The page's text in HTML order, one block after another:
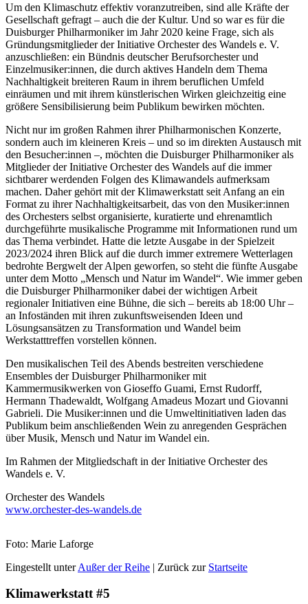
Um den Klimaschutz effektiv voranzutreiben, sind alle Kräfte der
Gesellschaft gefragt – auch die der Kultur. Und so war es für die
Duisburger Philharmoniker im Jahr 2020 keine Frage, sich als
Gründungsmitglieder der Initiative Orchester des Wandels e. V.
anzuschließen: ein Bündnis deutscher Berufsorchester und
Einzelmusiker:innen, die durch aktives Handeln dem Thema
Nachhaltigkeit breiteren Raum in ihrem beruflichen Umfeld
einräumen und mit ihrem künstlerischen Wirken gleichzeitig eine
größere Sensibilisierung beim Publikum bewirken möchten.
Nicht nur im großen Rahmen ihrer Philharmonischen Konzerte,
sondern auch im kleineren Kreis – und so im direkten Austausch mit
den Besucher:innen –, möchten die Duisburger Philharmoniker als
Mitglieder der Initiative Orchester des Wandels auf die immer
sichtbarer werdenden Folgen des Klimawandels aufmerksam
machen. Daher gehört mit der Klimawerkstatt seit Anfang an ein
Format zu ihrer Nachhaltigkeitsarbeit, das von den Musiker:innen
des Orchesters selbst organisierte, kuratierte und ehrenamtlich
durchgeführte musikalische Programme mit Informationen rund um
das Thema verbindet. Hatte die letzte Ausgabe in der Spielzeit
2023/2024 ihren Blick auf die durch immer extremere Wetterlagen
bedrohte Bergwelt der Alpen geworfen, so steht die fünfte Ausgabe
unter dem Motto „Mensch und Natur im Wandel“. Wie immer geben
die Duisburger Philharmoniker dabei der wichtigen Arbeit
regionaler Initiativen eine Bühne, die sich – bereits ab 18:00 Uhr –
an Infoständen mit ihren zukunftsweisenden Ideen und
Lösungsansätzen zu Transformation und Wandel beim
Werkstatttreffen vorstellen können.
Den musikalischen Teil des Abends bestreiten verschiedene
Ensembles der Duisburger Philharmoniker mit
Kammermusikwerken von Gioseffo Guami, Ernst Rudorff,
Hermann Thadewaldt, Wolfgang Amadeus Mozart und Giovanni
Gabrieli. Die Musiker:innen und die Umweltinitiativen laden das
Publikum beim anschließenden Wein zu anregenden Gesprächen
über Musik, Mensch und Natur im Wandel ein.
Im Rahmen der Mitgliedschaft in der Initiative Orchester des
Wandels e. V.
Orchester des Wandels
www.orchester-des-wandels.de
Foto: Marie Laforge
Eingestellt unterAußer der Reihe | Zurück zur Startseite
Klimawerkstatt #5